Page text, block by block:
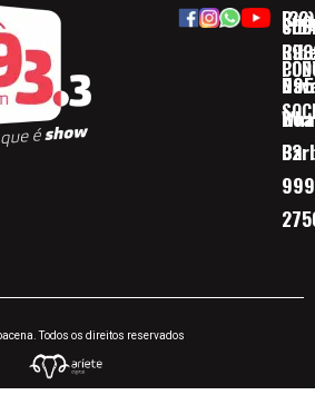
(32)
32
Todos os direitos reservados